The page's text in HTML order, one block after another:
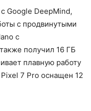
Google DeepMind,
с продвинутыми
с
получил 16 ГБ
плавную работу
7 Pro оснащен 12